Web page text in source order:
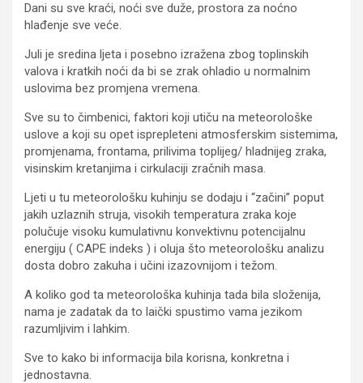
Dani su sve kraći, noći sve duže, prostora za noćno
hlađenje sve veće.
Juli je sredina ljeta i posebno izražena zbog toplinskih
valova i kratkih noći da bi se zrak ohladio u normalnim
uslovima bez promjena vremena.
Sve su to čimbenici, faktori koji utiču na meteorološke
uslove a koji su opet isprepleteni atmosferskim sistemima,
promjenama, frontama, prilivima toplijeg/ hladnijeg zraka,
visinskim kretanjima i cirkulaciji zračnih masa.
Ljeti u tu meteorološku kuhinju se dodaju i “začini” poput
jakih uzlaznih struja, visokih temperatura zraka koje
polučuje visoku kumulativnu konvektivnu potencijalnu
energiju ( CAPE indeks ) i oluja što meteorološku analizu
dosta dobro zakuha i učini izazovnijom i težom.
A koliko god ta meteorološka kuhinja tada bila složenija,
nama je zadatak da to laički spustimo vama jezikom
razumljivim i lahkim.
Sve to kako bi informacija bila korisna, konkretna i
jednostavna.